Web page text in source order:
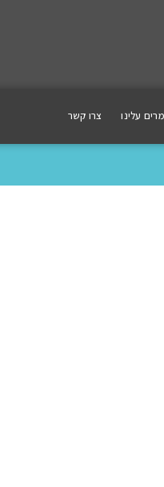
עלינו צרו קשר